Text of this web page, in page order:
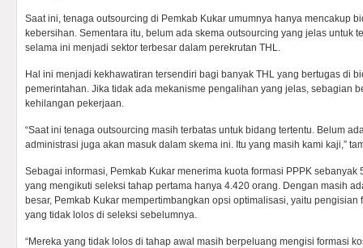
Saat ini, tenaga outsourcing di Pemkab Kukar umumnya hanya mencakup
kebersihan. Sementara itu, belum ada skema outsourcing yang jelas untuk
selama ini menjadi sektor terbesar dalam perekrutan THL.
Hal ini menjadi kekhawatiran tersendiri bagi banyak THL yang bertugas di
pemerintahan. Jika tidak ada mekanisme pengalihan yang jelas, sebagian
kehilangan pekerjaan.
“Saat ini tenaga outsourcing masih terbatas untuk bidang tertentu. Belum
administrasi juga akan masuk dalam skema ini. Itu yang masih kami kaji,”
Sebagai informasi, Pemkab Kukar menerima kuota formasi PPPK sebanyak
yang mengikuti seleksi tahap pertama hanya 4.420 orang. Dengan masih
besar, Pemkab Kukar mempertimbangkan opsi optimalisasi, yaitu pengisian
yang tidak lolos di seleksi sebelumnya.
“Mereka yang tidak lolos di tahap awal masih berpeluang mengisi formasi